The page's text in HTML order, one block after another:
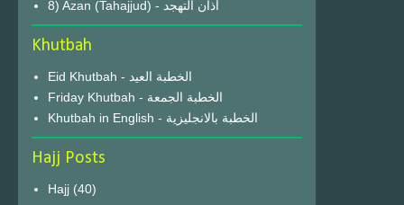
8) Azan (Tahajjud) - أذان التهجد
Khutbah
Eid Khutbah - الخطبة العيد
Friday Khutbah - الخطبة الجمعة
Khutbah in English - الخطبة بالانجليزية
Hajj Posts
Hajj (40)